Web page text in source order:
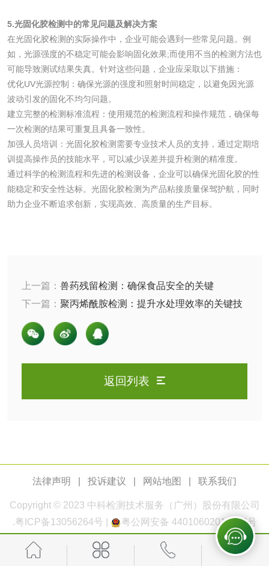
5.光固化胶检测中的常见问题及解决方案
在光固化胶检测的实际操作中，企业可能会遇到一些常见问题。例
如，光源强度的不稳定可能会影响固化效果;而使用不当的检测方法也
可能导致测试结果失真。针对这些问题，企业应采取以下措施：
优化UV光源控制：确保光源的强度和照射时间稳定，以避免因光源
波动引发的固化不均匀问题。
建立完整的检测标准流程：使用规范的检测流程和操作规范，确保每
一次检测的结果可重复且具备一致性。
加强人员培训：光固化胶检测需要专业技术人员的支持，通过定期培
训提高操作员的技能水平，可以减少误差并提升检测的精准度。
通过科学的检测流程和先进的检测设备，企业可以确保光固化胶的性
能稳定和安全性达标。光固化胶检测为产品粘接质量保驾护航，同时
助力企业不断追求创新，实现高效、高质量的生产目标。
上一篇： 兽药残留检测：确保食品安全的关键
下一篇： 聚丙烯酰胺检测：提升水处理效率的关键技
术
返回列表
法律声明 投诉建议 网站地图 联系我们
Copyright © 2023 中科检测 技术服务（广州）股份有限公司
.粤ICP备13056264号 粤公网安备 44010602011168号
食品接触
食品接触材料检测 奶嘴检测
食品包装材料检测 餐具检测
食品包装用阻隔塑
料袋检测
食品包装用纸铝塑
复合膜、袋检测
食品蒸煮复合膜、
袋检测
涂改液/修正液检测 学生书包/书袋检测
卫生用品
理检测
刺激试验
一次性使用卫生用
一次性使用卫生用
品皮肤变态反应试
验
一次性使用卫生用
品阴道黏膜刺激试
轻工杂货